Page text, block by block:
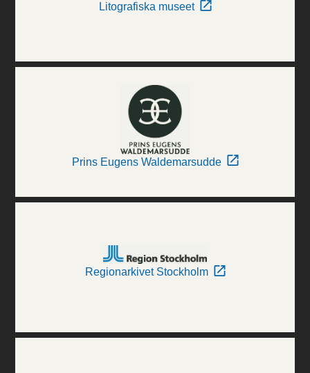
Litografiska museet
Prins Eugens Waldemarsudde
Regionarkivet Stockholm